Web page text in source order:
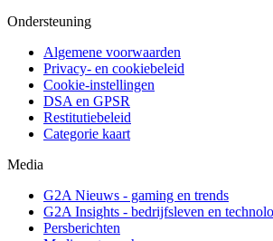
Ondersteuning
Algemene voorwaarden
Privacy- en cookiebeleid
Cookie-instellingen
DSA en GPSR
Restitutiebeleid
Categorie kaart
Media
G2A Nieuws - gaming en trends
G2A Insights - bedrijfsleven en
Persberichten